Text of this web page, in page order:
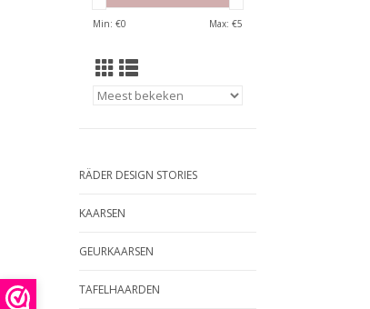
Min: €0 Max: €5
RÄDER DESIGN STORIES
KAARSEN
GEURKAARSEN
TAFELHAARDEN